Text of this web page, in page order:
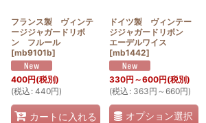
フランス製 ヴィンテ
ージジャガードリボ
ン フルール
[mb9101b]
400円(税別)
(税込 : 440円)
カートに入れる
ドイツ製 ヴィンテー
ジジャガードリボン
エーデルワイス
[mb1442]
330円 ～600円(税別)
(税込 : 363円 ～660円)
オプション選択